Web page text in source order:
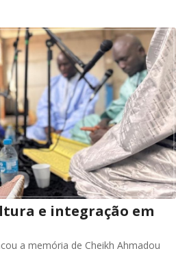
e integração em
a memória de Cheikh Ahmadou